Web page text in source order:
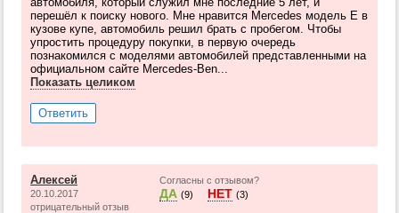
перешёл к поиску нового. Мне нравится Mercedes модель Е в
кузове купе, автомобиль решил брать с пробегом. Чтобы
упростить процедуру покупки, в первую очередь
познакомился с моделями автомобилей представленными на
официальном сайте Mercedes-Ben...
Показать целиком
Ответить
Алексей
20.10.2017
отрицательный отзыв
Согласны с отзывом?
ДА (9) НЕТ (3)